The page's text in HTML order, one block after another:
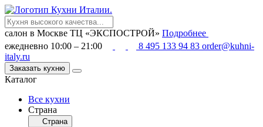
салон в Москве ТЦ «ЭКСПОСТРОЙ» Подробнее
ежедневно 10:00 – 21:00
8 495 133 94 83 order@kuhni-
italy.ru
Заказать кухню
Каталог
Все кухни
Страна
Страна